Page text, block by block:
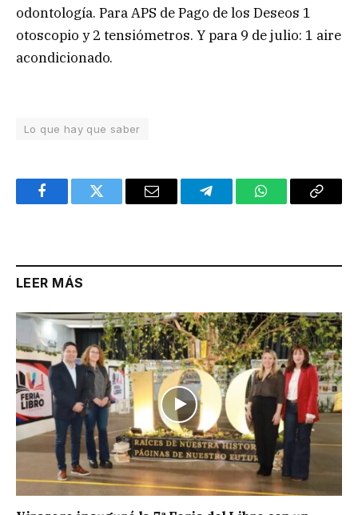
odontología. Para APS de Pago de los Deseos 1
otoscopio y 2 tensiómetros. Y para 9 de julio: 1 aire
acondicionado.
Lo que hay que saber
FacebookTwitter Email TelegramWhatsAppCopy
LEER MÁS